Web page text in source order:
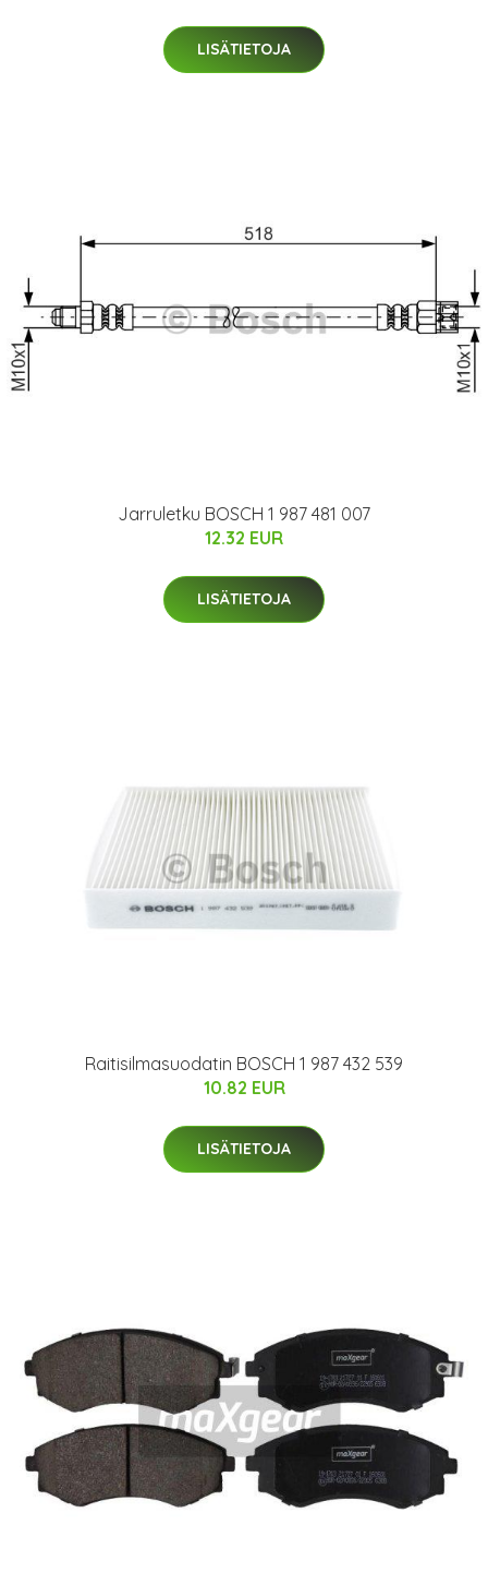
LISÄTIETOJA
Jarruletku BOSCH 1 987 481 007
12.32 EUR
LISÄTIETOJA
Raitisilmasuodatin BOSCH 1 987 432 539
10.82 EUR
LISÄTIETOJA